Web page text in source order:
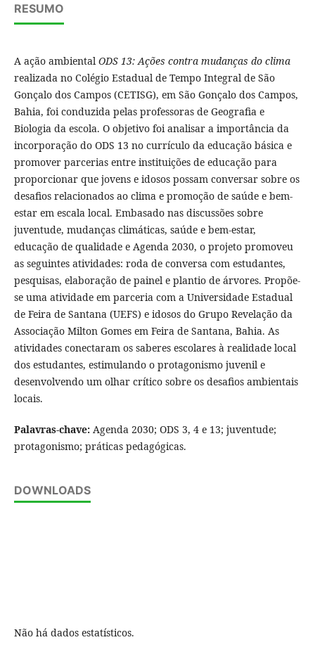
RESUMO
A ação ambientalODS 13: Ações contra mudanças do clima
realizada no Colégio Estadual de Tempo Integral de São
Gonçalo dos Campos (CETISG), em São Gonçalo dos Campos,
Bahia, foi conduzida pelas professoras de Geografia e
Biologia da escola. O objetivo foi analisar a importância da
incorporação do ODS 13 no currículo da educação básica e
promover parcerias entre instituições de educação para
proporcionar que jovens e idosos possam conversar sobre os
desafios relacionados ao clima e promoção de saúde e bem-
estar em escala local. Embasado nas discussões sobre
juventude, mudanças climáticas, saúde e bem-estar,
educação de qualidade e Agenda 2030, o projeto promoveu
as seguintes atividades: roda de conversa com estudantes,
pesquisas, elaboração de painel e plantio de árvores. Propõe-
se uma atividade em parceria com a Universidade Estadual
de Feira de Santana (UEFS) e idosos do Grupo Revelação da
Associação Milton Gomes em Feira de Santana, Bahia. As
atividades conectaram os saberes escolares à realidade local
dos estudantes, estimulando o protagonismo juvenil e
desenvolvendo um olhar crítico sobre os desafios ambientais
locais.
Palavras-chave:Agenda 2030; ODS 3, 4 e 13; juventude;
protagonismo; práticas pedagógicas.
DOWNLOADS
Não há dados estatísticos.